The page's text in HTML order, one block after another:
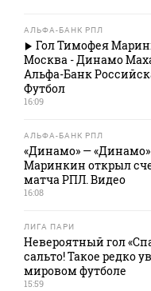
АЛЬФА-БАНК РПЛ
Гол Тимофея
Москва - Динамо
Альфа-Банк
Футбол
16:09
АЛЬФА-БАНК РПЛ
«Динамо» — «Динамо»
Маринкин открыл
матча РПЛ. Видео
16:08
ЛИГА ПАРИ
Невероятный гол
сальто! Такое редко
мировом футболе
15:59